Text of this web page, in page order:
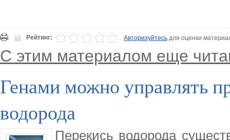
Рейтинг: Авторизуйтесьдля оценки
С этим материалом еще
Генами можно управлять
водорода
Перекись водорода